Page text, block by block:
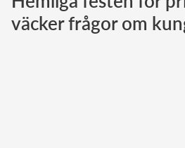
Norska
väcker frågor om